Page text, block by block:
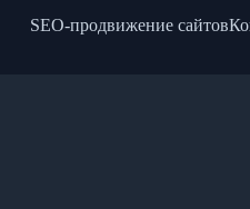
SEO-продвижение сайтов